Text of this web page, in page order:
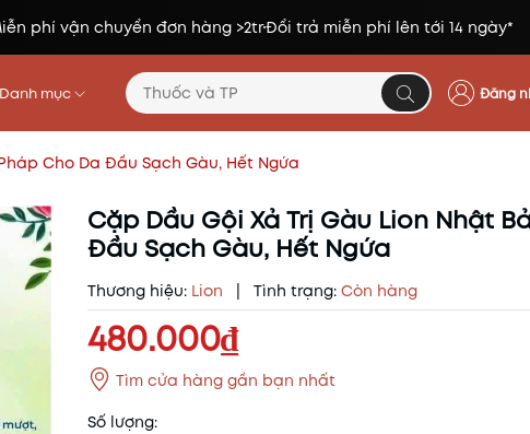
phí vận chuyển đơn hàng >2trĐổi trả miễn phí lên tới 14 ngày*
Danh mục Đăng
Cho Da Đầu Sạch Gàu, Hết Ngứa
Cặp Dầu Gội Xả Trị Gàu Lion Nhật
Đầu Sạch Gàu, Hết Ngứa
Thương hiệu: Lion Tình trạng: Còn hàng
480.000₫
Tìm cửa hàng gần bạn nhất
Số lượng: